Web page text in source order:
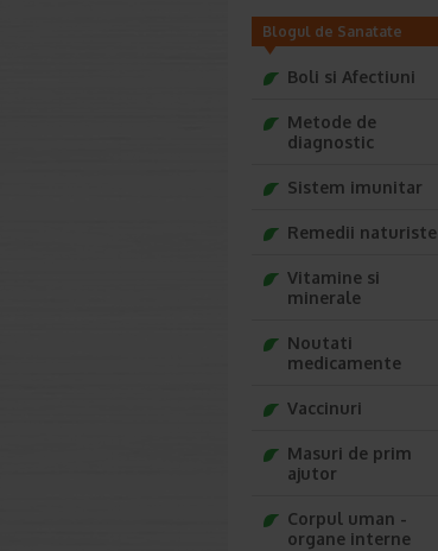
Blogul de Sanatate
Boli si Afectiuni
Metode de
diagnostic
Sistem imunitar
Remedii naturiste
Vitamine si
minerale
Noutati
medicamente
Vaccinuri
Masuri de prim
ajutor
Corpul uman -
organe interne